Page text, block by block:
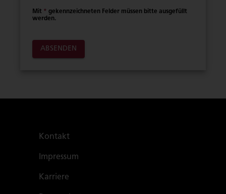
Mit * gekennzeichneten Felder müssen bitte ausgefüllt
werden.
ABSENDEN
Kontakt
Impressum
Karriere